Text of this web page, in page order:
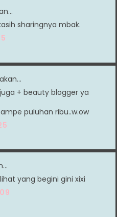
sharingnya mbak.
+ beauty blogger ya
puluhan ribu..w.ow
yang begini gini xixi